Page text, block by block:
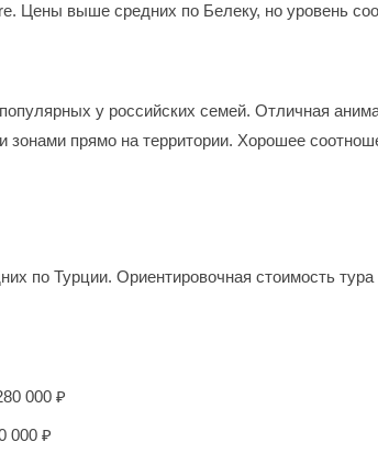
Цены выше средних по Белеку, но уровень
у российских семей. Отличная
зонами прямо на территории. Хорошее
по Турции. Ориентировочная стоимость тура
000 ₽
000 ₽